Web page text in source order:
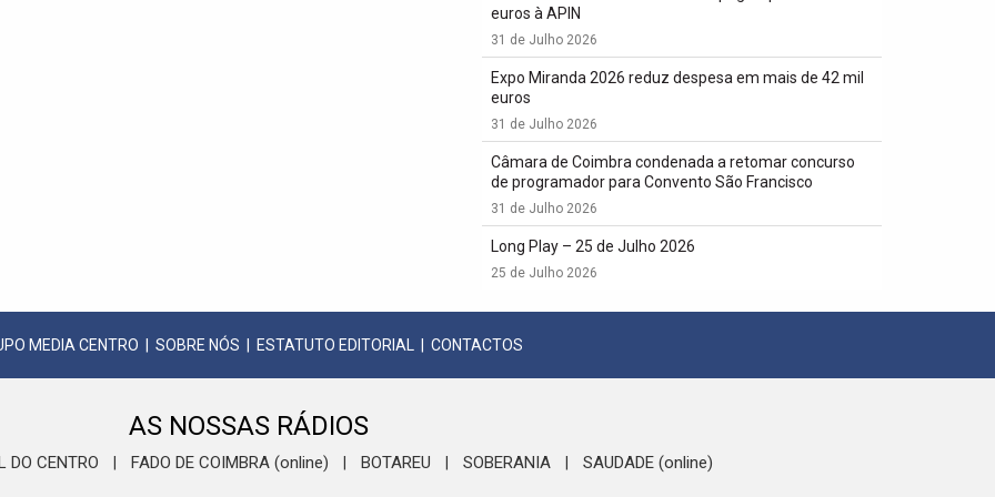
euros à APIN
31 de Julho 2026
Expo Miranda 2026 reduz despesa em mais de 42 mil
euros
31 de Julho 2026
Câmara de Coimbra condenada a retomar concurso
de programador para Convento São Francisco
31 de Julho 2026
Long Play – 25 de Julho 2026
25 de Julho 2026
MEDIA CENTRO SOBRE NÓS ESTATUTO EDITORIAL CONTACTOS
AS NOSSAS RÁDIOS
DO CENTRO FADO DE COIMBRA (online) BOTAREU SOBERANIA SAUDADE (online)